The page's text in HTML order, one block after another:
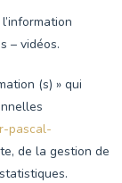
– vidéos.
(s) » qui
pascal-
de la gestion de